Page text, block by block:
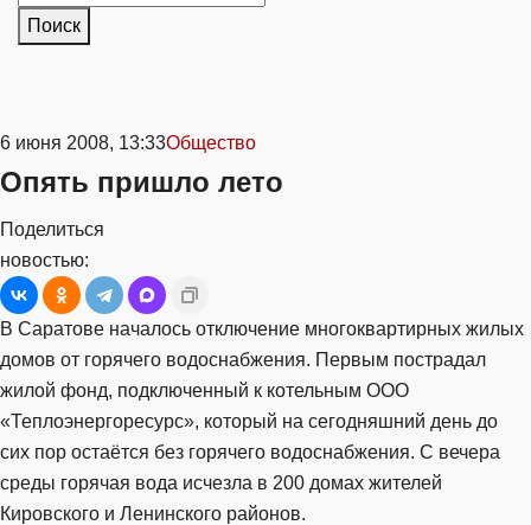
Поиск
6 июня 2008, 13:33Общество
Опять пришло лето
Поделиться
новостью:
В Саратове началось отключение многоквартирных жилых
домов от горячего водоснабжения. Первым пострадал
жилой фонд, подключенный к котельным ООО
«Теплоэнергоресурс», который на сегодняшний день до
сих пор остаётся без горячего водоснабжения. С вечера
среды горячая вода исчезла в 200 домах жителей
Кировского и Ленинского районов.